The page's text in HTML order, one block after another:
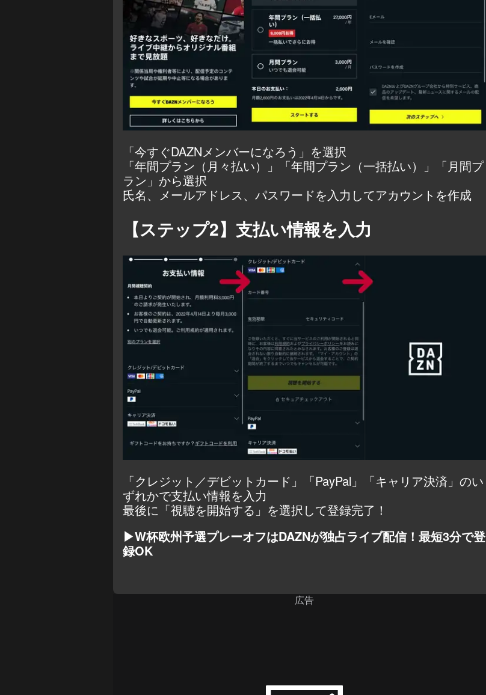
「今すぐDAZNメンバーになろう」を選択
「年間プラン（月々払い）」「年間プラン（一括払い）」「月間プ
ラン」から選択
氏名、メールアドレス、パスワードを入力してアカウントを作成
【ステップ2】支払い情報を入力
「クレジット／デビットカード」「PayPal」「キャリア決済」のい
ずれかで支払い情報を入力
最後に「視聴を開始する」を選択して登録完了！
▶W杯欧州予選プレーオフはDAZNが独占ライブ配信！最短3分で登
録OK
広告